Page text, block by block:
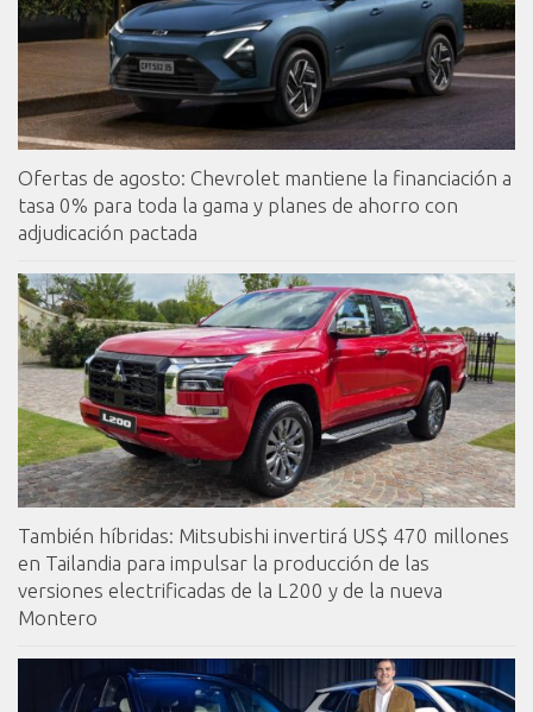
Ofertas de agosto: Chevrolet mantiene la financiación a
tasa 0% para toda la gama y planes de ahorro con
adjudicación pactada
También híbridas: Mitsubishi invertirá US$ 470 millones
en Tailandia para impulsar la producción de las
versiones electrificadas de la L200 y de la nueva
Montero